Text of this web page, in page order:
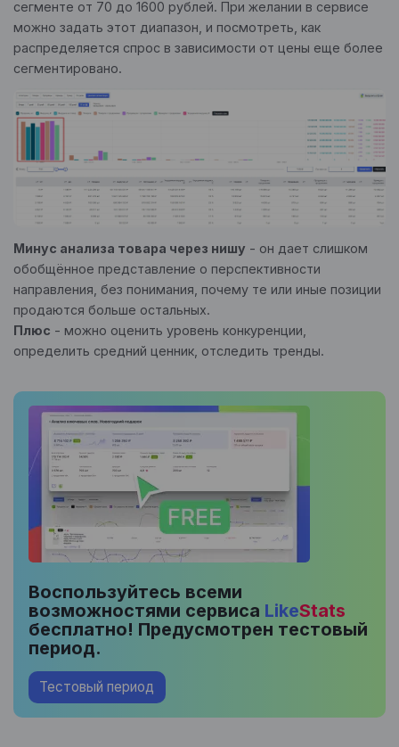
сегменте от 70 до 1600 рублей. При желании в сервисе
можно задать этот диапазон, и посмотреть, как
распределяется спрос в зависимости от цены еще более
сегментировано.
Минус анализа товара через нишу - он дает слишком
обобщённое представление о перспективности
направления, без понимания, почему те или иные позиции
продаются больше остальных.
Плюс - можно оценить уровень конкуренции,
определить средний ценник, отследить тренды.
Воспользуйтесь всеми
возможностями сервиса LikeStats
бесплатно! Предусмотрен тестовый
период.
Тестовый период